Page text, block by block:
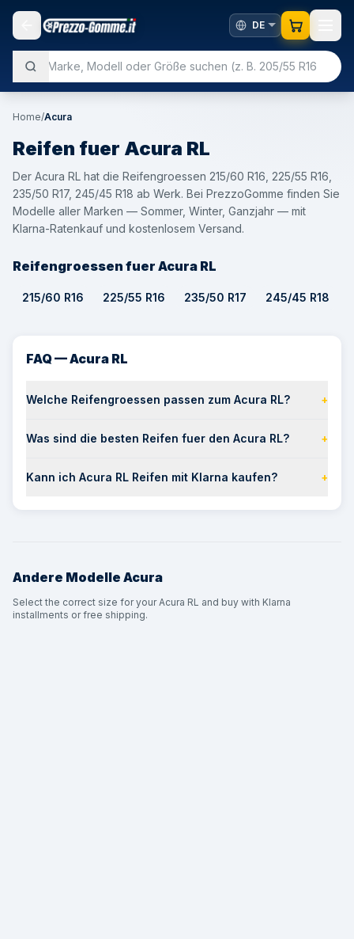
Home/Acura
Reifen fuer Acura RL
Der Acura RL hat die Reifengroessen 215/60 R16, 225/55 R16,
235/50 R17, 245/45 R18 ab Werk. Bei PrezzoGomme finden Sie
Modelle aller Marken — Sommer, Winter, Ganzjahr — mit
Klarna-Ratenkauf und kostenlosem Versand.
Reifengroessen fuer Acura RL
215/60 R16 225/55 R16 235/50 R17 245/45 R18
FAQ — Acura RL
Welche Reifengroessen passen zum Acura RL? +
Was sind die besten Reifen fuer den Acura RL? +
Kann ich Acura RL Reifen mit Klarna kaufen? +
Andere Modelle Acura
Select the correct size for your Acura RL and buy with Klarna
installments or free shipping.